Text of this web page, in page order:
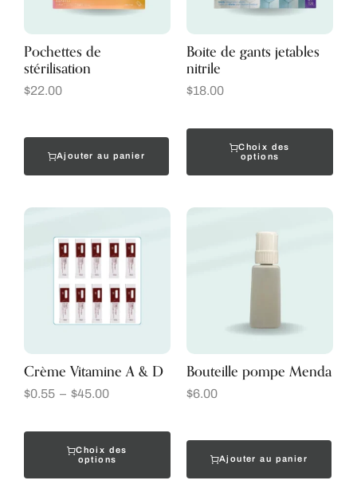
Pochettes de
stérilisation
$22.00
Ajouter au panier
Boite de gants jetables
nitrile
$18.00
Choix des
options
Crème Vitamine A & D
$0.55 – $45.00
Choix des
options
Bouteille pompe Menda
$6.00
Ajouter au panier